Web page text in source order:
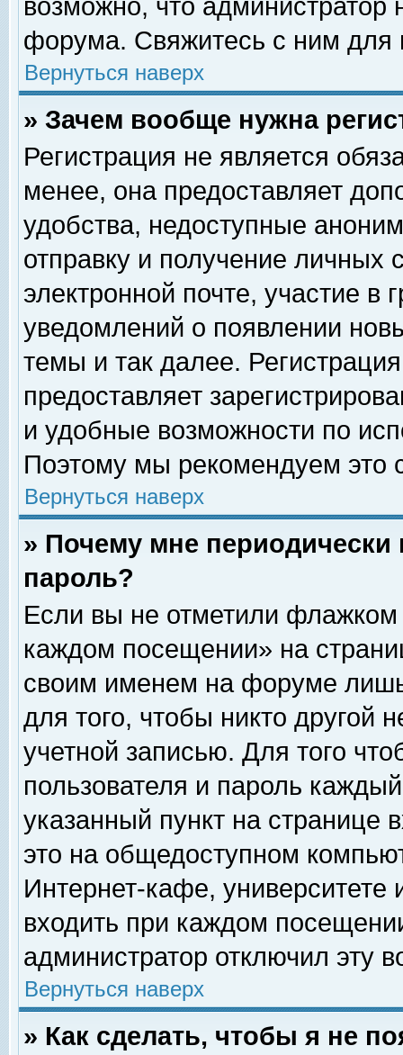
возможно, что
форума. Свяжитесь с ним для
Вернуться наверх
» Зачем вообще нужна
Регистрация не является
менее, она предоставляет
удобства, недоступные
отправку и получение личных
электронной почте, участие в
уведомлений о появлении
темы и так далее.
предоставляет
и удобные возможности по
Поэтому мы рекомендуем это
Вернуться наверх
» Почему мне
пароль?
Если вы не отметили флажком
каждом посещении» на
своим именем на форуме
для того, чтобы никто другой
учетной записью. Для того
пользователя и пароль
указанный пункт на
это на общедоступном
Интернет-кафе, университете
входить при каждом
администратор отключил эту
Вернуться наверх
» Как сделать, чтобы я не